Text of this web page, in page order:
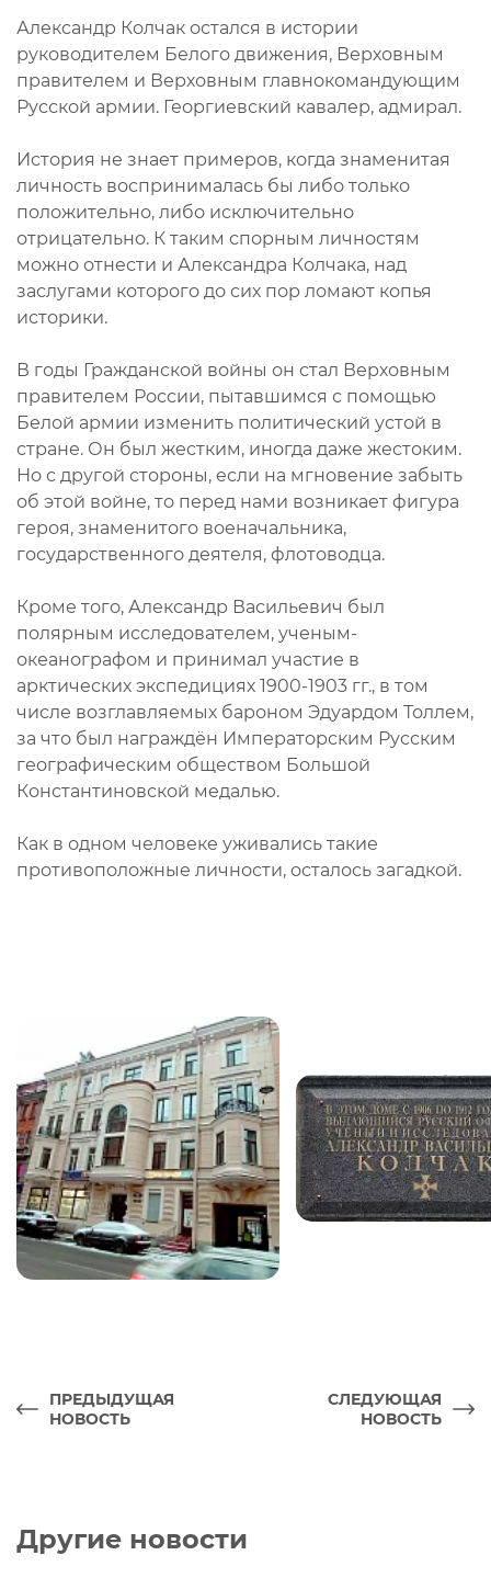
Александр Колчак остался в истории
руководителем Белого движения, Верховным
правителем и Верховным главнокомандующим
Русской армии. Георгиевский кавалер, адмирал.
История не знает примеров, когда знаменитая
личность воспринималась бы либо только
положительно, либо исключительно
отрицательно. К таким спорным личностям
можно отнести и Александра Колчака, над
заслугами которого до сих пор ломают копья
историки.
В годы Гражданской войны он стал Верховным
правителем России, пытавшимся с помощью
Белой армии изменить политический устой в
стране. Он был жестким, иногда даже жестоким.
Но с другой стороны, если на мгновение забыть
об этой войне, то перед нами возникает фигура
героя, знаменитого военачальника,
государственного деятеля, флотоводца.
Кроме того, Александр Васильевич был
полярным исследователем, ученым-
океанографом и принимал участие в
арктических экспедициях 1900-1903 гг., в том
числе возглавляемых бароном Эдуардом Толлем,
за что был награждён Императорским Русским
географическим обществом Большой
Константиновской медалью.
Как в одном человеке уживались такие
противоположные личности, осталось загадкой.
ПРЕДЫДУЩАЯ
НОВОСТЬ
СЛЕДУЮЩАЯ
НОВОСТЬ
Другие новости